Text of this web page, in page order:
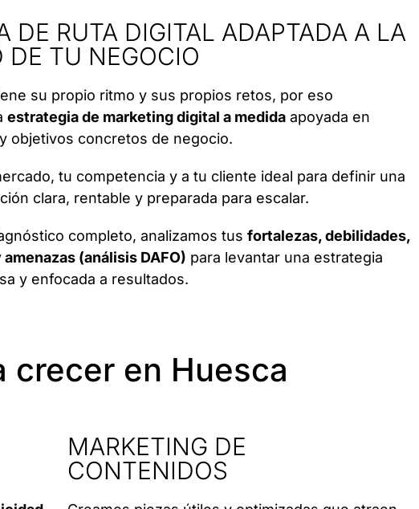
DE RUTA DIGITAL ADAPTADA A LA
DE TU NEGOCIO
su propio ritmo y sus propios retos, por eso
estrategia de marketing digital a medida apoyada en
objetivos concretos de negocio.
tu competencia y a tu cliente ideal para definir una
clara, rentable y preparada para escalar.
completo, analizamos tus fortalezas, debilidades,
(análisis DAFO) para levantar una estrategia
y enfocada a resultados.
en Huesca
MARKETING DE
CONTENIDOS